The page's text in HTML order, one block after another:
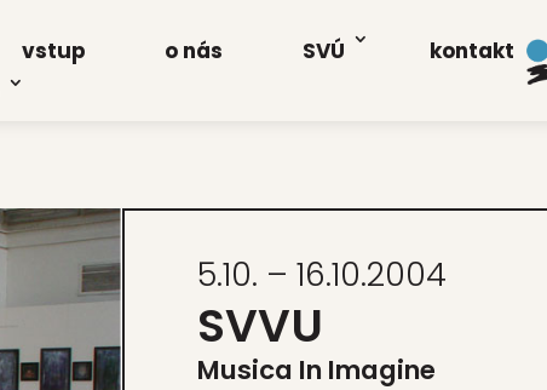
vstup o nás SVÚ
kon­takt
5.10. – 16.10.2004
SVVU
Musi­ca In Ima­gi­ne